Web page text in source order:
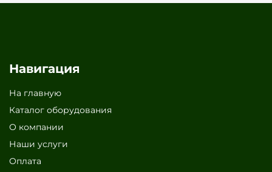
Навигация
На главную
Каталог оборудования
О компании
Наши услуги
Оплата